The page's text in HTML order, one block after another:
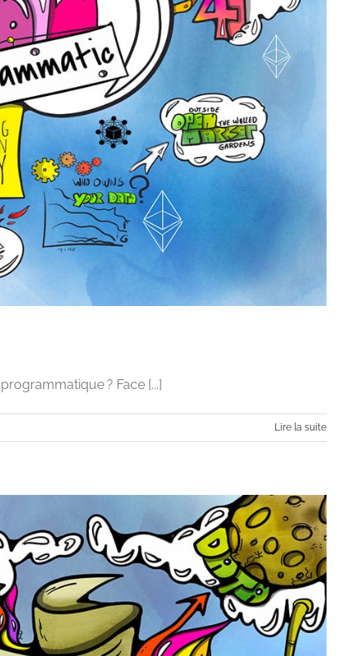
new hope
? Face [...]
Lire la suite